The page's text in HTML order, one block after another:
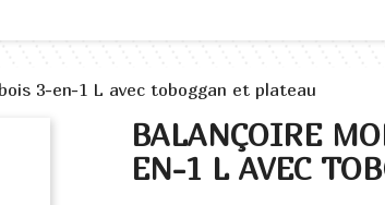
3-en-1 L avec toboggan et plateau
BALANÇOIRE
EN-1 L AVEC